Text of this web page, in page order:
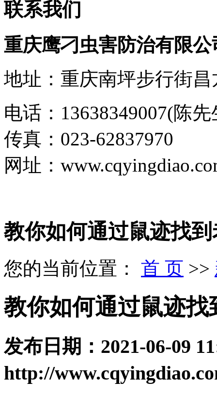
联系我们
重庆鹰刁虫害防治有限公
地址： 重庆南坪步行街
电话：13638349007(陈
传真：023-62837970
网址：
教你如何通过鼠迹找
您的当前位置： 首 页 >>
教你如何通过鼠迹找
发布日期： 2021-06-09
http://